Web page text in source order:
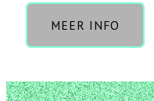
MEER INFO